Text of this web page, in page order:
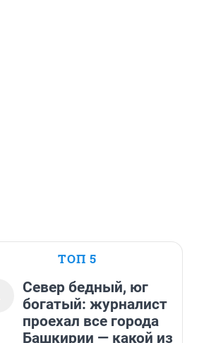
ТОП 5
Север бедный, юг
богатый: журналист
проехал все города
Башкирии — какой из